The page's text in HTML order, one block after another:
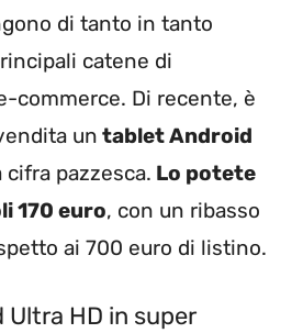
di tanto in tanto
catene di
commerce. Di recente, è
un tablet Android
cifra pazzesca. Lo potete
170 euro, con un ribasso
ai 700 euro di listino.
Ultra HD in super